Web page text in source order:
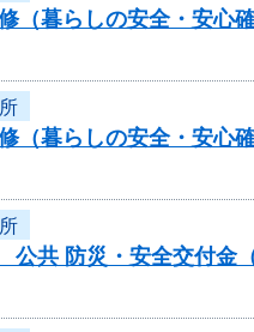
（暮らしの安全・安
（暮らしの安全・安
公共 防災・安全交付金